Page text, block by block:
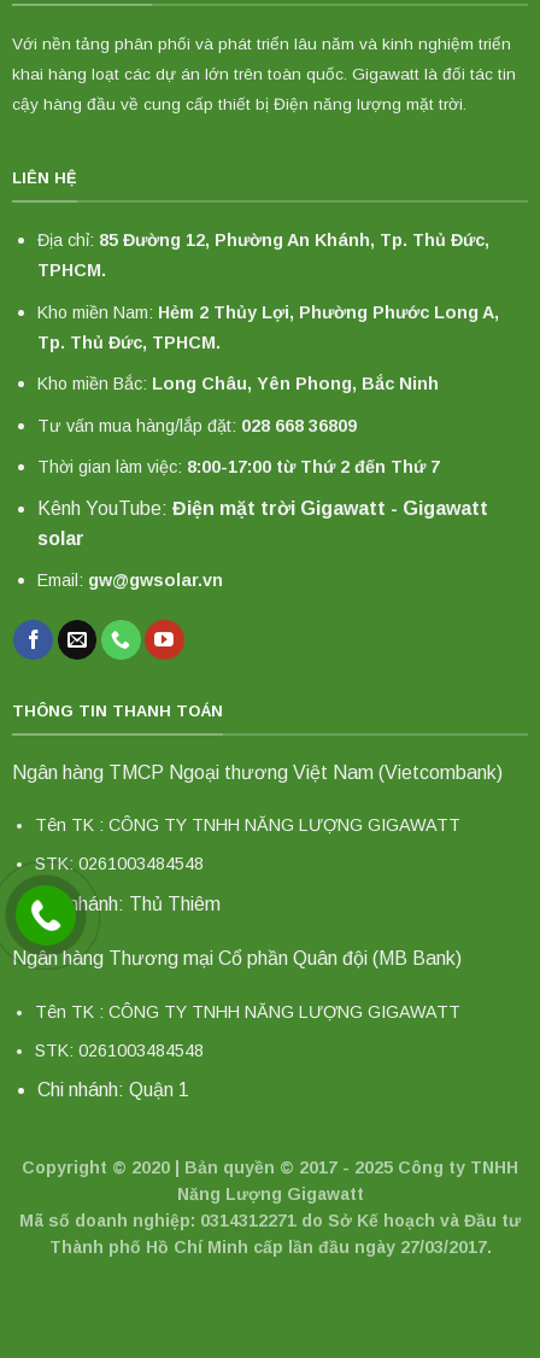
Với nền tảng phân phối và phát triển lâu năm và kinh nghiệm triển
khai hàng loạt các dự án lớn trên toàn quốc. Gigawatt là đối tác tin
cậy hàng đầu về cung cấp thiết bị Điện năng lượng mặt trời.
LIÊN HỆ
Địa chỉ: 85 Đường 12, Phường An Khánh, Tp. Thủ Đức,
TPHCM.
Kho miền Nam: Hẻm 2 Thủy Lợi, Phường Phước Long A,
Tp. Thủ Đức, TPHCM.
Kho miền Bắc: Long Châu, Yên Phong, Bắc Ninh
Tư vấn mua hàng/lắp đặt: 028 668 36809
Thời gian làm việc: 8:00-17:00 từ Thứ 2 đến Thứ 7
Kênh YouTube: Điện mặt trời Gigawatt - Gigawatt
solar
Email: gw@gwsolar.vn
THÔNG TIN THANH TOÁN
Ngân hàng TMCP Ngoại thương Việt Nam (Vietcombank)
Tên TK : CÔNG TY TNHH NĂNG LƯỢNG GIGAWATT
STK: 0261003484548
Chi nhánh: Thủ Thiêm
Ngân hàng Thương mại Cổ phần Quân đội (MB Bank)
Tên TK : CÔNG TY TNHH NĂNG LƯỢNG GIGAWATT
STK: 0261003484548
Chi nhánh: Quận 1
Copyright © 2020 | Bản quyền © 2017 - 2025 Công ty TNHH
Năng Lượng Gigawatt
Mã số doanh nghiệp: 0314312271 do Sở Kế hoạch và Đầu tư
Thành phố Hồ Chí Minh cấp lần đầu ngày 27/03/2017.